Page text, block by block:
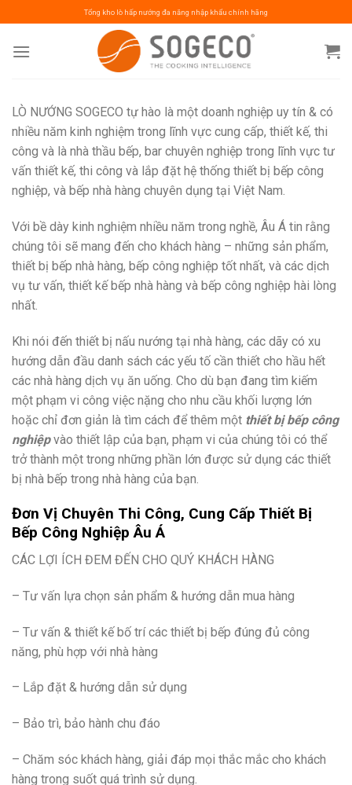
to
content
Tổng kho lò hấp nướng đa năng nhập khẩu chính hãng
LÒ NƯỚNG SOGECO tự hào là một doanh nghiệp uy tín & có
nhiều năm kinh nghiệm trong lĩnh vực cung cấp, thiết kế, thi
công và là nhà thầu bếp, bar chuyên nghiệp trong lĩnh vực tư
vấn thiết kế, thi công và lắp đặt hệ thống thiết bị bếp công
nghiệp, và bếp nhà hàng chuyên dụng tại Việt Nam.
Với bề dày kinh nghiệm nhiều năm trong nghề, Âu Á tin rằng
chúng tôi sẽ mang đến cho khách hàng – những sản phẩm,
thiết bị bếp nhà hàng, bếp công nghiệp tốt nhất, và các dịch
vụ tư vấn, thiết kế bếp nhà hàng và bếp công nghiệp hài lòng
nhất.
Khi nói đến thiết bị nấu nướng tại nhà hàng, các dãy có xu
hướng dẫn đầu danh sách các yếu tố cần thiết cho hầu hết
các nhà hàng dịch vụ ăn uống. Cho dù bạn đang tìm kiếm
một phạm vi công việc nặng cho nhu cầu khối lượng lớn
hoặc chỉ đơn giản là tìm cách để thêm một thiết bị bếp công
nghiệpvào thiết lập của bạn, phạm vi của chúng tôi có thể
trở thành một trong những phần lớn được sử dụng các thiết
bị nhà bếp trong nhà hàng của bạn.
Đơn Vị Chuyên Thi Công, Cung Cấp Thiết Bị
Bếp Công Nghiệp Âu Á
CÁC LỢI ÍCH ĐEM ĐẾN CHO QUÝ KHÁCH HÀNG
– Tư vấn lựa chọn sản phẩm & hướng dẫn mua hàng
– Tư vấn & thiết kế bố trí các thiết bị bếp đúng đủ công
năng, phù hợp với nhà hàng
– Lắp đặt & hướng dẫn sử dụng
– Bảo trì, bảo hành chu đáo
– Chăm sóc khách hàng, giải đáp mọi thắc mắc cho khách
hàng trong suốt quá trình sử dụng.